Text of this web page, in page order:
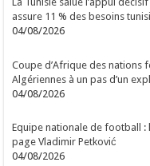
assure 11 % des besoins
04/08/2026
Coupe d’Afrique des nations
Algériennes à un pas d’un
04/08/2026
Equipe nationale de football :
page Vladimir Petković
04/08/2026